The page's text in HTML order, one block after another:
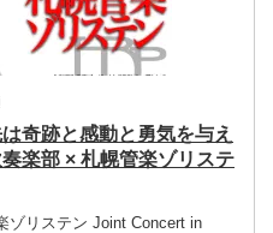
奇跡と感動と勇気を与え
楽部 × 札幌管楽ゾリステ
ゾリステン Joint Concert in